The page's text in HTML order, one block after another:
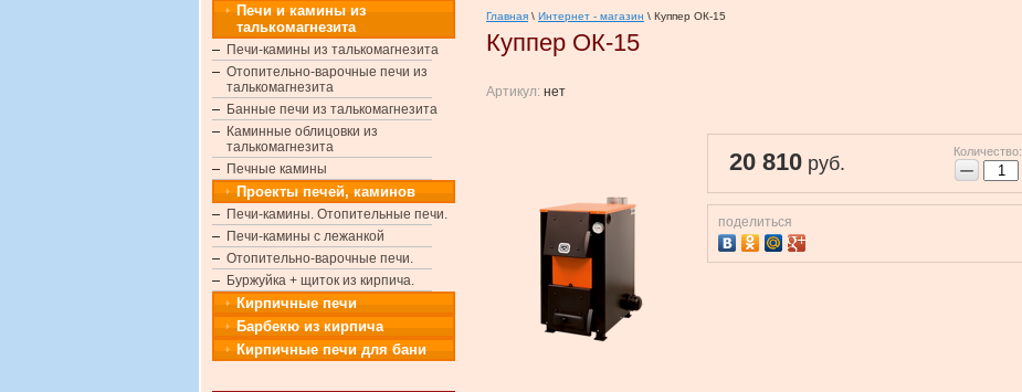
Печи и камины из
талькомагнезита
Печи-камины из талькомагнезита
Отопительно-варочные печи из
талькомагнезита
Банные печи из талькомагнезита
Каминные облицовки из
талькомагнезита
Печные камины
Проекты печей, каминов
Печи-камины. Отопительные печи.
Печи-камины с лежанкой
Отопительно-варочные печи.
Буржуйка + щиток из кирпича.
Кирпичные печи
Барбекю из кирпича
Кирпичные печи для бани
Главная \ Интернет - магазин \ Куппер ОК-15
Куппер ОК-15
Артикул: нет
20 810 руб.
Количество:
−
поделиться